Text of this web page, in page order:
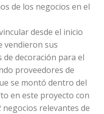
de los negocios en el
desde el inicio
vendieron sus
decoración para el
proveedores de
se montó dentro del
en este proyecto con
relevantes de